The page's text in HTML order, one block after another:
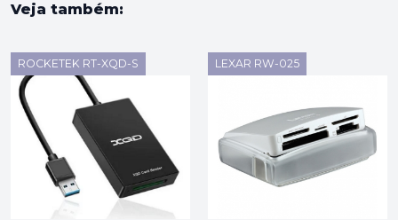
Veja também:
ROCKETEK RT-XQD-S LEXAR RW-025